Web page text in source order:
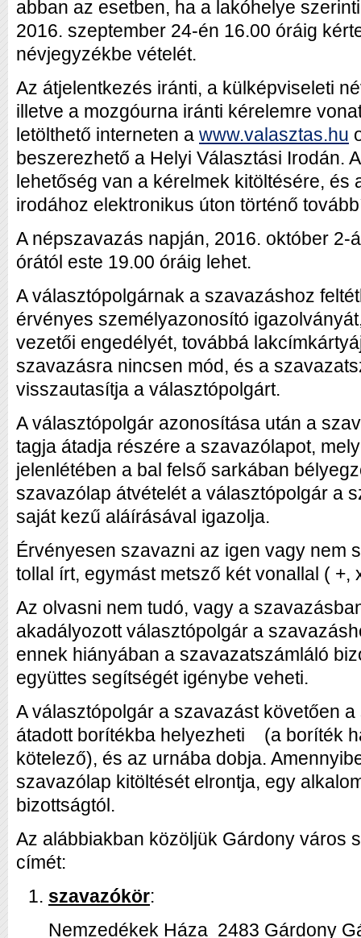
abban az esetben, ha a lakóhelye
2016. szeptember 24-én 16.00 óráig
névjegyzékbe vételét.
Az átjelentkezés iránti, a külképviseleti
illetve a mozgóurna iránti kérelemre
letölthető interneten a www.valasztas.hu
beszerezhető a Helyi Választási Irodán.
lehetőség van a kérelmek kitöltésére, és
irodához elektronikus úton történő
A népszavazás napján, 2016. október 2-
órától este 19.00 óráig lehet.
A választópolgárnak a szavazáshoz
érvényes személyazonosító
vezetői engedélyét, továbbá
szavazásra nincsen mód, és a
visszautasítja a választópolgárt.
A választópolgár azonosítása után a
tagja átadja részére a szavazólapot,
jelenlétében a bal felső sarkában
szavazólap átvételét a választópolgár a
saját kezű aláírásával igazolja.
Érvényesen szavazni az igen vagy nem
tollal írt, egymást metsző két vonallal ( +,
Az olvasni nem tudó, vagy a
akadályozott választópolgár a
ennek hiányában a szavazatszámláló
együttes segítségét igénybe veheti.
A választópolgár a szavazást követően
átadott borítékba helyezheti (a boríték
kötelező), és az urnába dobja.
szavazólap kitöltését elrontja, egy
bizottságtól.
Az alábbiakban közöljük Gárdony város
címét:
szavazókör:
Nemzedékek Háza 2483 Gárdony